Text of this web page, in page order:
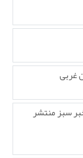
غربی
خبر سبز منتشر